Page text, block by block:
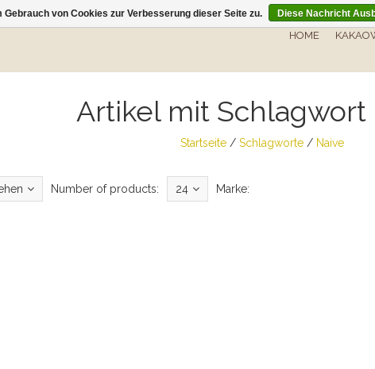
HOME
Artikel mit Schlagwort
Startseite / Schlagworte / Naive
Number of products: 24
Marke:
von Cookies zur Verbesserung dieser Seite zu. Diese Nachricht